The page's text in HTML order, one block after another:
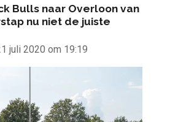
Bulls naar Overloon van
nu niet de juiste
juli 2020 om 19:19